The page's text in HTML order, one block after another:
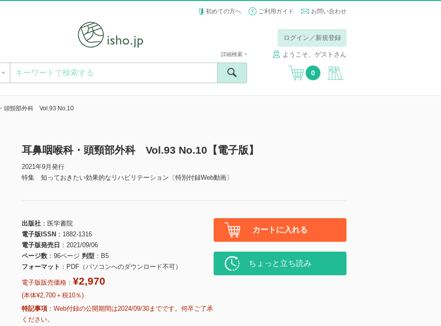
初めての方へ ご利用ガイド お問い合わせ
ログイン／新規登録
ようこそ、ゲストさん
詳細検索
0
頭頸部外科 Vol.93 No.10
耳鼻咽喉科・頭頸部外科 Vol.93 No.10【電子版】
2021年9月発行
特集 知っておきたい効果的なリハビリテーション〔特別付録Web動画〕
出版社
医学書院
電子版ISSN
1882-1316
電子版発売日
2021/09/06
ページ数
96ページ 判型
B5
フォーマット
PDF（パソコンへのダウンロード不可）
電子版販売価格： ¥2,970
(本体¥2,700＋税10％)
特記事項
Web付録の公開期間は2024/09/30までです。何卒ご了承
ください。
カートに入れる
ちょっと立ち読み